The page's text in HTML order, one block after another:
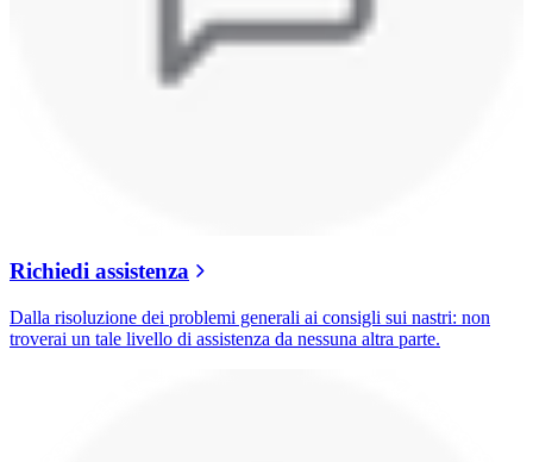
Richiedi assistenza
Dalla risoluzione dei problemi generali ai consigli sui nastri: non
troverai un tale livello di assistenza da nessuna altra parte.